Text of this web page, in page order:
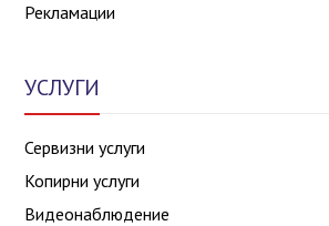
Рекламации
УСЛУГИ
Сервизни услуги
Копирни услуги
Видеонаблюдение